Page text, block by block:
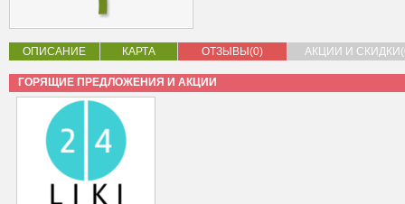
ОПИСАНИЕ КАРТА ОТЗЫВЫ(0) АКЦИИ И
ГОРЯЩИЕ ПРЕДЛОЖЕНИЯ И АКЦИИ